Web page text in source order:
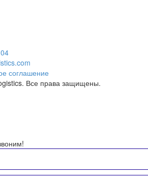
соглашение
Все права защищены.